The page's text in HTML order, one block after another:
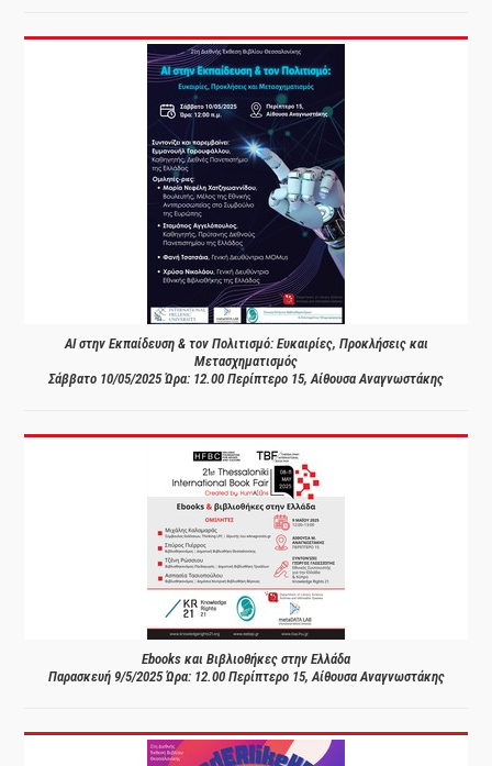
AI στην Εκπαίδευση & τον Πολιτισμό: Ευκαιρίες, Προκλήσεις και
Μετασχηματισμός
Σάββατο 10/05/2025 Ώρα: 12.00 Περίπτερο 15, Αίθουσα Αναγνωστάκης
Ebooks και Βιβλιοθήκες στην Ελλάδα
Παρασκευή 9/5/2025 Ώρα: 12.00 Περίπτερο 15, Αίθουσα Αναγνωστάκης